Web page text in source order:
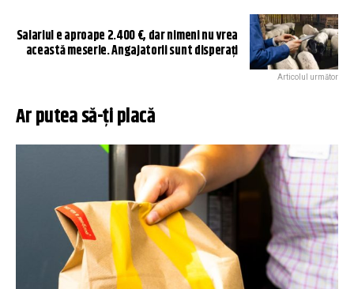
Salariul e aproape 2.400 €, dar nimeni nu vrea
această meserie. Angajatorii sunt disperați
Articolul următor
Ar putea să-ți placă